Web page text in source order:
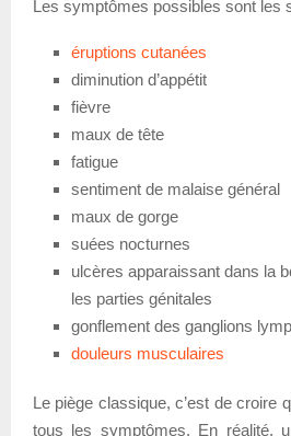
Les symptômes possibles sont les
éruptions cutanées
diminution d’appétit
fièvre
maux de tête
fatigue
sentiment de malaise général
maux de gorge
suées nocturnes
ulcères apparaissant dans la
les parties génitales
gonflement des ganglions
douleurs musculaires
Le piège classique, c’est de croire
tous les symptômes. En réalité,